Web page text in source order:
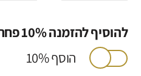
להוסיף להזמנה 10% פחת לחיתוכים ותיקונים?
הוסף 10%